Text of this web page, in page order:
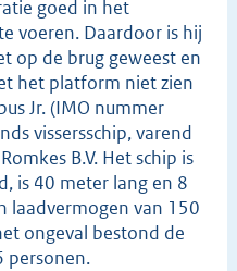
goed in het
voeren. Daardoor is hij
op de brug geweest en
het platform niet zien
Jr. (IMO nummer
vissersschip, varend
B.V. Het schip is
is 40 meter lang en 8
laadvermogen van 150
ongeval bestond de
personen.